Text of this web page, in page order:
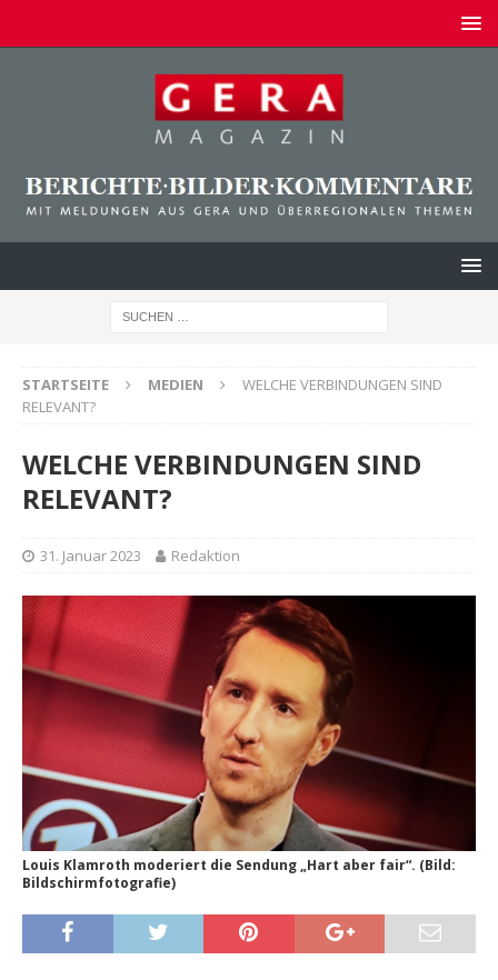
STARTSEITE MEDIEN
WELCHE VERBINDUNGEN SIND
RELEVANT?
WELCHE VERBINDUNGEN SIND
RELEVANT?
31. Januar 2023 Redaktion
Louis Klamroth moderiert die Sendung „Hart aber fair“. (Bild:
Bildschirmfotografie)